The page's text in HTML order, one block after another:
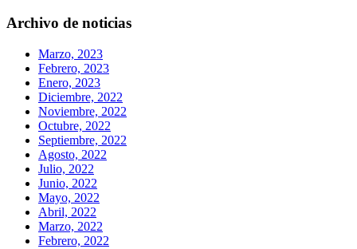
Archivo de noticias
Marzo, 2023
Febrero, 2023
Enero, 2023
Diciembre, 2022
Noviembre, 2022
Octubre, 2022
Septiembre, 2022
Agosto, 2022
Julio, 2022
Junio, 2022
Mayo, 2022
Abril, 2022
Marzo, 2022
Febrero, 2022